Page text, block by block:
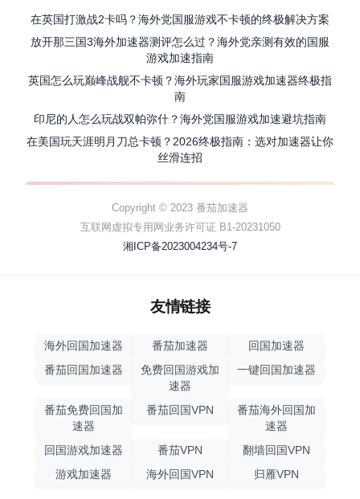
在英国打激战2卡吗？海外党国服游戏不卡顿的终极解决方案
放开那三国3海外加速器测评怎么过？海外党亲测有效的国服
游戏加速指南
英国怎么玩巅峰战舰不卡顿？海外玩家国服游戏加速器终极指
南
印尼的人怎么玩战双帕弥什？海外党国服游戏加速避坑指南
在美国玩天涯明月刀总卡顿？2026终极指南：选对加速器让你
丝滑连招
Copyright © 2023 番茄加速器
互联网虚拟专用网业务许可证 B1-20231050
湘ICP备2023004234号-7
友情链接
海外回国加速器 番茄加速器
回国加速器
番茄回国加速器
免费回国游戏加
速器
一键回国加速器
番茄免费回国加
速器
番茄回国VPN
番茄海外回国加
速器
回国游戏加速器
番茄VPN
翻墙回国VPN
游戏加速器
海外回国VPN 归雁VPN